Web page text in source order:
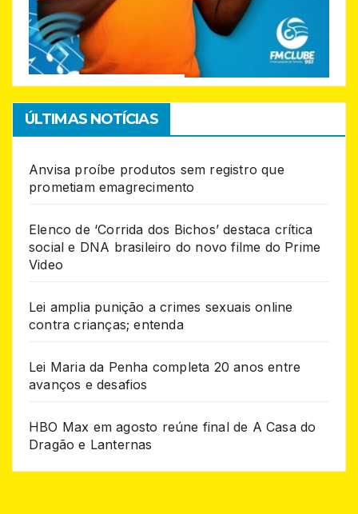
ÚLTIMAS NOTÍCIAS
Anvisa proíbe produtos sem registro que
prometiam emagrecimento
Elenco de ‘Corrida dos Bichos’ destaca crítica
social e DNA brasileiro do novo filme do Prime
Video
Lei amplia punição a crimes sexuais online
contra crianças; entenda
Lei Maria da Penha completa 20 anos entre
avanços e desafios
HBO Max em agosto reúne final de A Casa do
Dragão e Lanternas